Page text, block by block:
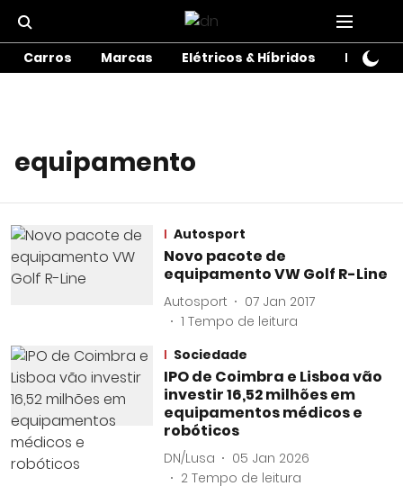
Carros Marcas Elétricos & Híbridos Motos
equipamento
Autosport
Novo pacote de
equipamento VW Golf R-Line
Autosport
07 Jan 2017
1 Tempo de leitura
Sociedade
IPO de Coimbra e Lisboa vão
investir 16,52 milhões em
equipamentos médicos e
robóticos
DN/Lusa
05 Jan 2026
2 Tempo de leitura